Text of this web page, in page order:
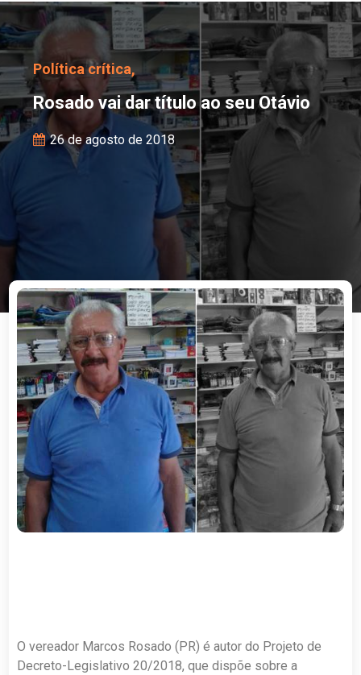
Rosado vai dar título
Política crítica,
Rosado vai dar título ao seu Otávio
26 de agosto de 2018
O vereador Marcos Rosado (PR) é autor do Projeto de
Decreto-Legislativo 20/2018, que dispõe sobre a